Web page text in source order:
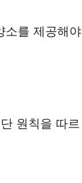
소를 제공해야
원칙을 따르